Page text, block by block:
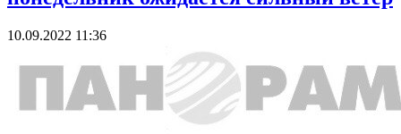
10.09.2022 11:36